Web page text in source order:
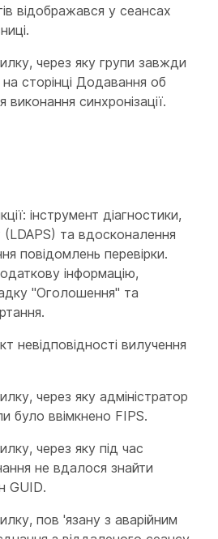
відображався у сеансах
через яку групи завжди
сторінці Додавання об
виконання синхронізації.
інструмент діагностики,
та вдосконалення
повідомлень перевірки.
інформацію,
"Оголошення" та
невідповідності вилучення
через яку адміністратор
було ввімкнено FIPS.
через яку під час
не вдалося знайти
GUID.
пов 'язану з аварійним